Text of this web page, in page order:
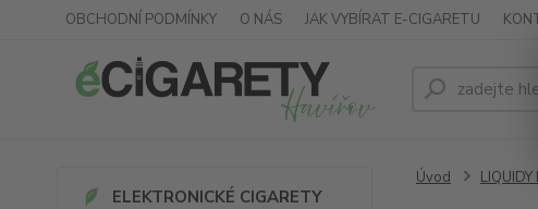
OBCHODNÍ PODMÍNKY O NÁS JAK VYBÍRAT E-CIGARETU
ELEKTRONICKÉ CIGARETY
Úvod